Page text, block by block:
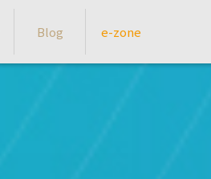
Blog e-zone